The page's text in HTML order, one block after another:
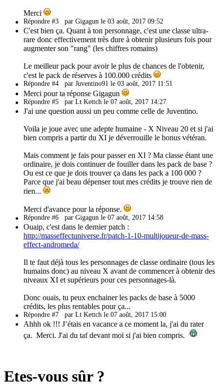
Merci
Répondre #3 par Gigagun le 03 août, 2017 09:52
C'est bien ça. Quant à ton personnage, c'est une classe ultra-
rare donc effectivement très dure à obtenir plusieurs fois pour
augmenter son "rang" (les chiffres romains)
Le meilleur pack pour avoir le plus de chances de l'obtenir,
c'est le pack de réserves à 100.000 crédits
Répondre #4 par Juventino91 le 03 août, 2017 11:51
Merci pour ta réponse Gigagun
Répondre #5 par Lt Kettch le 07 août, 2017 14:27
J'ai une question aussi un peu comme celle de Juventino.
Voila je joue avec une adepte humaine - X Niveau 20 et si j'ai
bien compris a partir du XI je déverrouille le bonus vétéran.
Mais comment je fais pour passer en XI ? Ma classe étant une
ordinaire, je dois continuer de fouiller dans les pack de base ?
Ou est ce que je dois trouver ça dans les pack a 100 000 ?
Parce que j'ai beau dépenser tout mes crédits je trouve rien de
rien...
Merci d'avance pour la réponse.
Répondre #6 par Gigagun le 07 août, 2017 14:58
Ouaip, c'est dans le dernier patch :
http://masseffectuniverse.fr/patch-1-10-multijoueur-de-mass-
effect-andromeda/
Il te faut déjà tous les personnages de classe ordinaire (tous les
humains donc) au niveau X avant de commencer à obtenir des
niveaux XI et supérieurs pour ces personnages-là.
Donc ouais, tu peux enchainer les packs de base à 5000
crédits, les plus rentables pour ça...
Répondre #7 par Lt Kettch le 07 août, 2017 15:00
Ahhh ok !!! J’étais en vacance a ce moment la, j'ai du rater
ça. Merci. J'ai du taf devant moi si j'ai bien compris.
Etes-vous sûr ?